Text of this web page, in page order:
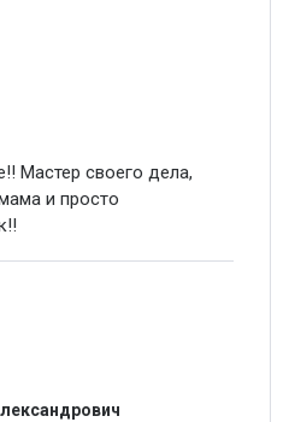
Мастер своего дела,
и просто